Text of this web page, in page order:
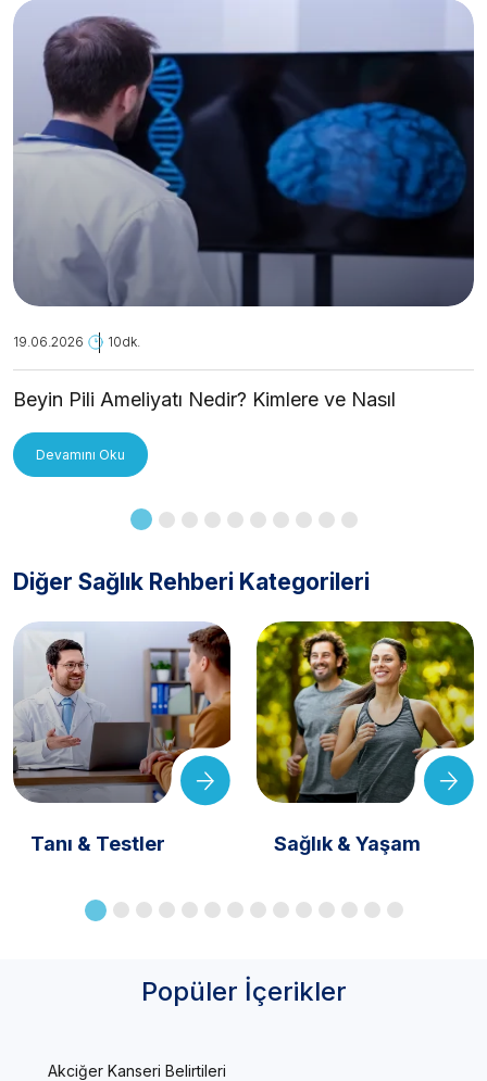
19.06.2026 10dk.
Beyin Pili Ameliyatı Nedir? Kimlere ve Nasıl
Devamını Oku
Diğer Sağlık Rehberi Kategorileri
Tanı & Testler Sağlık & Yaşam
Popüler İçerikler
Akciğer Kanseri Belirtileri